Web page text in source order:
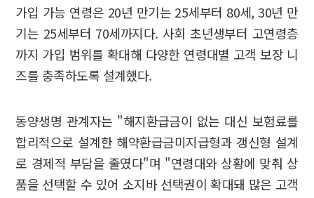
가입 가능 연령은 20년 만기는 25세부터 80세, 30년 만
기는 25세부터 70세까지다. 사회 초년생부터 고연령층
까지 가입 범위를 확대해 다양한 연령대별 고객 보장 니
즈를 충족하도록 설계했다.
동양생명 관계자는 "해지환급금이 없는 대신 보험료를
합리적으로 설계한 해약환급금미지급형과 갱신형 설계
로 경제적 부담을 줄였다"며 "연령대와 상황에 맞춰 상
품을 선택할 수 있어 소지바 선택권이 확대돼 많은 고객